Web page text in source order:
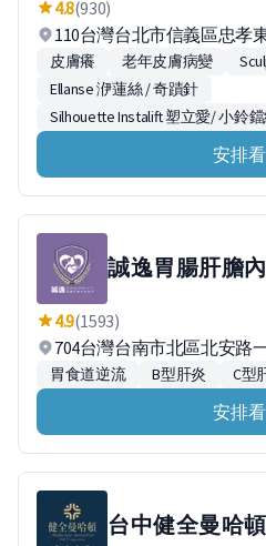
4.8(930)
110台灣台北市信義區忠孝
皮膚癢 老年皮膚病變
Ellanse 洢蓮絲 / 奇蹟針
Silhouette Instalift 塑立愛/ 小鈴
安排
誠逸胃腸肝膽
4.9(1593)
704台灣台南市北區北安路
胃食道逆流 B型肝炎 C型
安排
台中健全曼哈